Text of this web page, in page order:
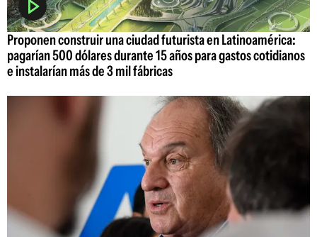
Proponen construir una ciudad futurista en Latinoamérica:
pagarían 500 dólares durante 15 años para gastos cotidianos
e instalarían más de 3 mil fábricas